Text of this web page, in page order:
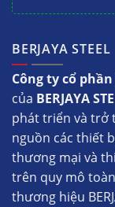
BERJAYA STEEL
Công ty cổ
của BERJAYA
phát triển và trở
nguồn các thiết
thương mại và
trên quy mô
thương hiệu